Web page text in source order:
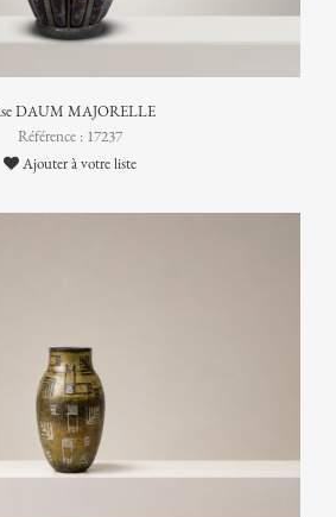
DAUM MAJORELLE
Référence : 17237
Ajouter à votre liste